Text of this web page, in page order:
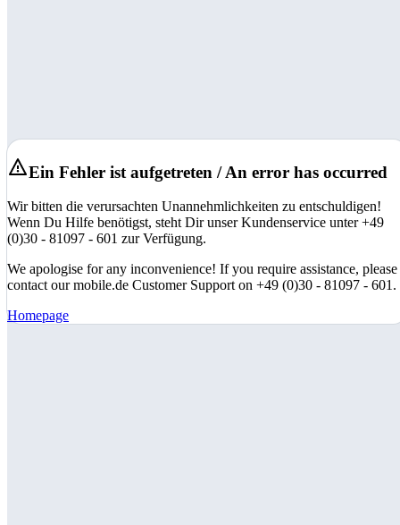
Ein Fehler ist aufgetreten / An error has occurred
Wir bitten die verursachten Unannehmlichkeiten zu entschuldigen!
Wenn Du Hilfe benötigst, steht Dir unser Kundenservice unter +49
(0)30 - 81097 - 601 zur Verfügung.
We apologise for any inconvenience! If you require assistance, please
contact our mobile.de Customer Support on +49 (0)30 - 81097 - 601.
Homepage